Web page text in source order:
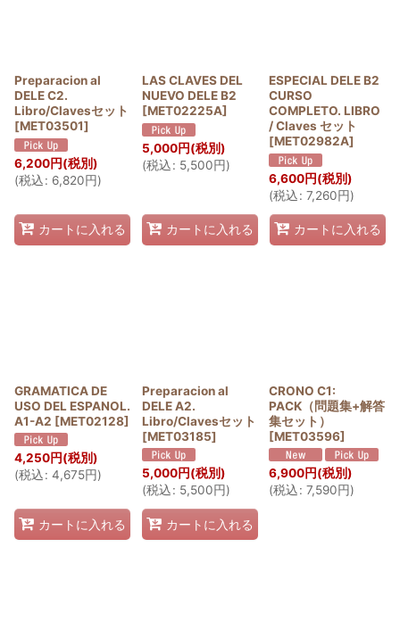
Preparacion al
DELE C2.
Libro/Clavesセット
[MET03501]
6,200円(税別)
(税込: 6,820円)
カートに入れる
LAS CLAVES DEL
NUEVO DELE B2
[MET02225A]
5,000円(税別)
(税込: 5,500円)
カートに入れる
ESPECIAL DELE B2
CURSO
COMPLETO. LIBRO
/ Claves セット
[MET02982A]
6,600円(税別)
(税込: 7,260円)
カートに入れる
GRAMATICA DE
USO DEL ESPANOL.
A1-A2 [MET02128]
4,250円(税別)
(税込: 4,675円)
カートに入れる
Preparacion al
DELE A2.
Libro/Clavesセット
[MET03185]
5,000円(税別)
(税込: 5,500円)
カートに入れる
CRONO C1:
PACK（問題集+解答
集セット）
[MET03596]
6,900円(税別)
(税込: 7,590円)